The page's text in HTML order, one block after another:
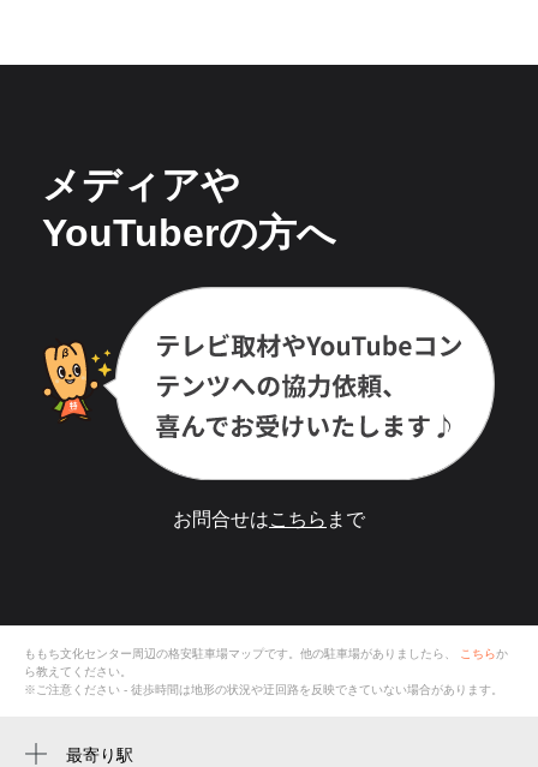
メディアや
YouTuberの方へ
お問合せはこちら まで
ももち文化センター 周辺の格安駐車場マップです。他の駐車場がありましたら、 こちらか
ら教えてください。
※ご注意ください - 徒歩時間は地形の状況や迂回路を反映できていない場合があります。
最寄り駅